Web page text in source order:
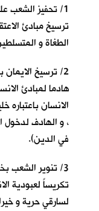
1/ تحفيز الشعب
ترسيخ مبادئ
الطغاة و
2/ ترسيخ الايمان
هادما لمبادئ
الانسان باعتباره
، و الهادف لدخول
في الدين).
3/ تنوير الشعب
تكريساً لعبودية
لسارقي حرية و